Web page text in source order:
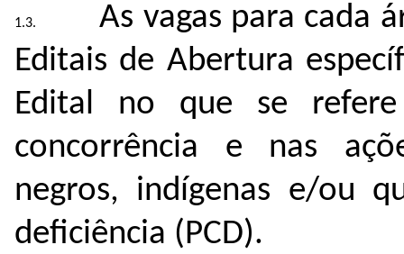
As vagas para cada
Editais de Abertura
Edital no que se
concorrência e nas
negros, indígenas e/ou
deficiência (PCD).